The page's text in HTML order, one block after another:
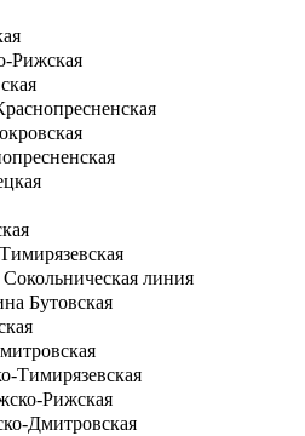
Рижская
Сокольническая линия
Бутовская
Тимирязевская
Рижская
Дмитровская